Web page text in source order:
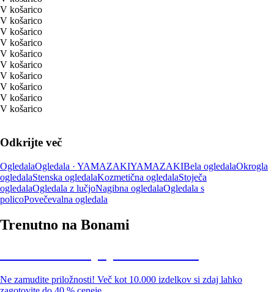
V košarico
V košarico
V košarico
V košarico
V košarico
V košarico
V košarico
V košarico
V košarico
V košarico
Odkrijte več
OgledalaOgledala · YAMAZAKIYAMAZAKIBela ogledalaOkrogla
ogledalaStenska ogledalaKozmetična ogledalaStoječa
ogledalaOgledala z lučjoNagibna ogledalaOgledala s
policoPovečevalna ogledala
Trenutno na Bonami
Ne zamudite priložnosti! Več kot 10.000 izdelkov si zdaj lahko